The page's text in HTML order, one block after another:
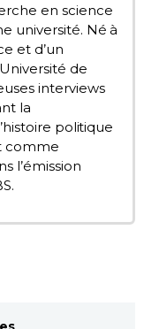
en science
université. Né à
et d’un
de
interviews
la
politique
comme
l’émission